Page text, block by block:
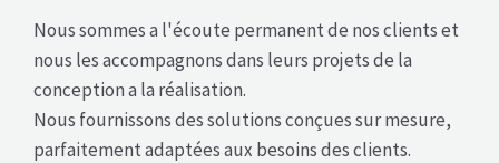
Nous sommes a l'écoute permanent de nos clients et
nous les accompagnons dans leurs projets de la
conception a la réalisation.
Nous fournissons des solutions conçues sur mesure,
parfaitement adaptées aux besoins des clients.